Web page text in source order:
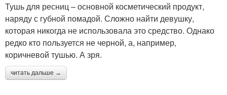
Тушь для ресниц – основной косметический продукт,
наряду с губной помадой. Сложно найти девушку,
которая никогда не использовала это средство. Однако
редко кто пользуется не черной, а, например,
коричневой тушью. А зря.
читать дальше →